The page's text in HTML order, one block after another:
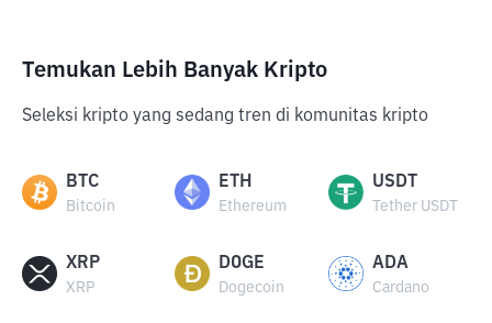
Temukan Lebih Banyak Kripto
Seleksi kripto yang sedang tren di komunitas kripto
BTC
Bitcoin
ETH
Ethereum
USDT
Tether USDT
XRP
XRP
DOGE
Dogecoin
ADA
Cardano